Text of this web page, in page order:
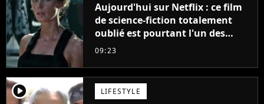
Aujourd'hui sur Netflix : ce film
de science-fiction totalement
oublié est pourtant l'un des
meilleurs des années 2010
09:23
player2 LIFESTYLE